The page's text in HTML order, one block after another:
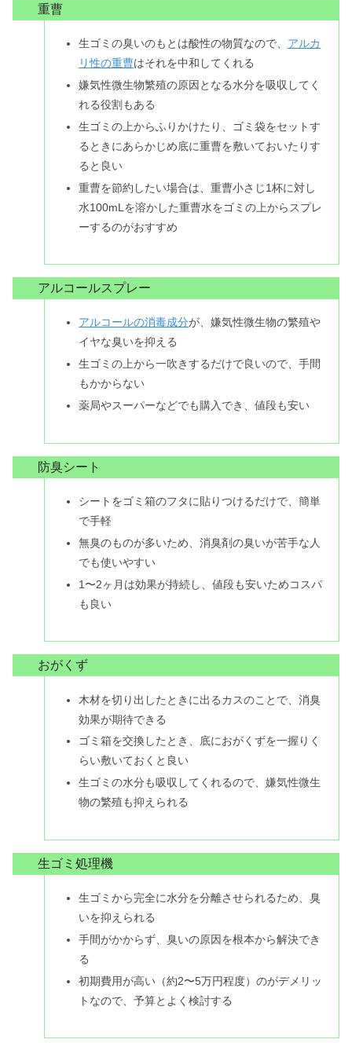
重曹
生ゴミの臭いのもとは酸性の物質なので、 アルカ
リ性の重曹はそれを中和してくれる
嫌気性微生物繁殖の原因となる水分を吸収してく
れる役割もある
生ゴミの上からふりかけたり、ゴミ袋をセットす
るときにあらかじめ底に重曹を敷いておいたりす
ると良い
重曹を節約したい場合は、重曹小さじ1杯に対し
水100mLを溶かした重曹水をゴミの上からスプレ
ーするのがおすすめ
アルコールスプレー
アルコールの消毒成分が、嫌気性微生物の繁殖や
イヤな臭いを抑える
生ゴミの上から一吹きするだけで良いので、手間
もかからない
薬局やスーパーなどでも購入でき、値段も安い
防臭シート
シートをゴミ箱のフタに貼りつけるだけで、簡単
で手軽
無臭のものが多いため、消臭剤の臭いが苦手な人
でも使いやすい
1〜2ヶ月は効果が持続し、値段も安いためコスパ
も良い
おがくず
木材を切り出したときに出るカスのことで、消臭
効果が期待できる
ゴミ箱を交換したとき、底におがくずを一握りく
らい敷いておくと良い
生ゴミの水分も吸収してくれるので、嫌気性微生
物の繁殖も抑えられる
生ゴミ処理機
生ゴミから完全に水分を分離させられるため、臭
いを抑えられる
手間がかからず、臭いの原因を根本から解決でき
る
初期費用が高い（約2〜5万円程度）のがデメリッ
トなので、予算とよく検討する